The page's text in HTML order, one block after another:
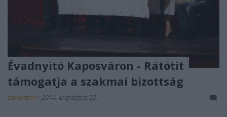
Évadnyitó Kaposváron - Rátótit
támogatja a szakmai bizottság
szinhazhu • 2014. augusztus 22.